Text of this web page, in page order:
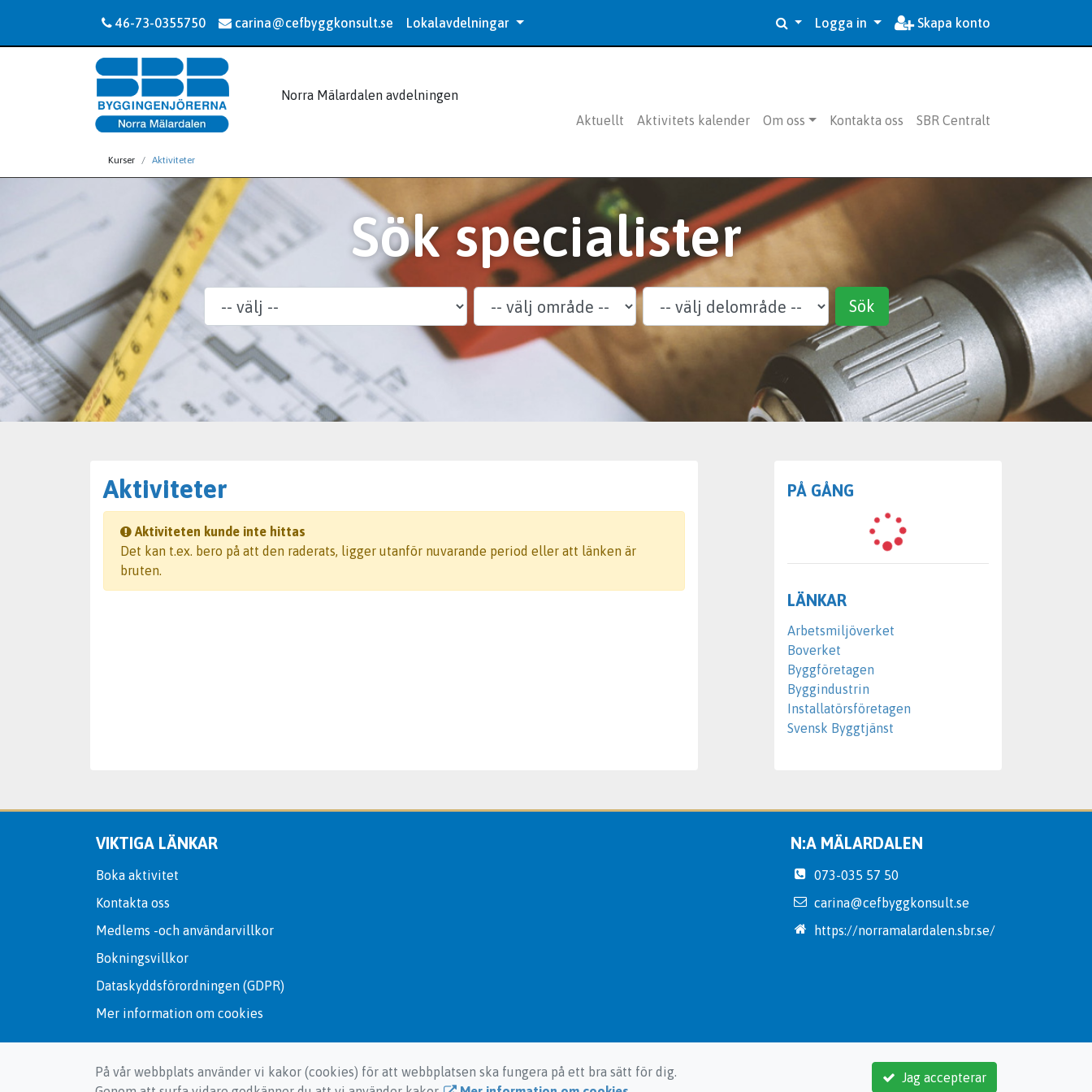
46-73-0355750 carina@cefbyggkonsult.se Lokalavdelningar Logga in Skapa konto
Norra Mälardalen avdelningen
Aktuellt
Aktivitets kalender Om oss Kontakta oss SBR Centralt
Kurser Aktiviteter
Sök specialister
Delområde Specialitet
Sök
PÅ GÅNG
LÄNKAR
Arbetsmiljöverket
Boverket
Byggföretagen
Byggindustrin
Installatörsföretagen
Svensk Byggtjänst
Aktiviteter
Aktiviteten kunde inte hittas
Det kan t.ex. bero på att den raderats, ligger utanför nuvarande period eller att länken är
bruten.
VIKTIGA LÄNKAR
Boka aktivitet
Kontakta oss
Medlems -och användarvillkor
Bokningsvillkor
Dataskyddsförordningen (GDPR)
Mer information om cookies
N:A MÄLARDALEN
073-035 57 50
carina@cefbyggkonsult.se
https://norramalardalen.sbr.se/
Jag accepterar
På vår webbplats använder vi kakor (cookies) för att webbplatsen ska fungera på ett bra sätt för dig.